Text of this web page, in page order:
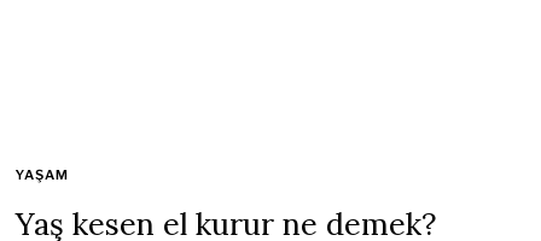
YAŞAM
Yaş kesen el kurur ne demek?